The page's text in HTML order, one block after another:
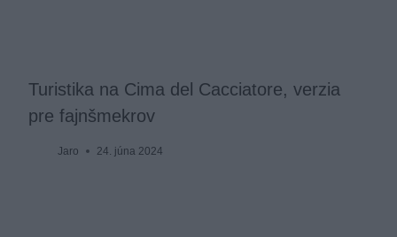
Turistika na Cima del Cacciatore, verzia
pre fajnšmekrov
Jaro 24. júna 2024